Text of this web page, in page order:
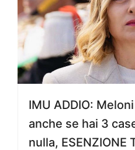
IMU ADDIO:
anche se hai 3
nulla, ESENZIONE